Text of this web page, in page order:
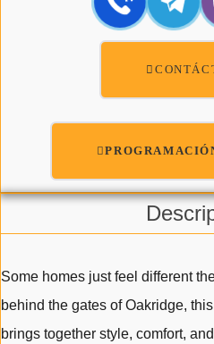
Some homes just feel different
behind the gates of Oakridge,
brings together style, comfort,